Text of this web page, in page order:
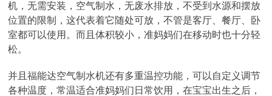
机，无需安装，空气制水，无废水排放，不受到水源和摆放
位置的限制，这代表着它随处可放，不管是客厅、餐厅、卧
室都可以使用。而且体积较小，准妈妈们在移动时也十分轻
松。
并且福能达空气制水机还有多重温控功能，可以自定义调节
各种温度，常温适合准妈妈们日常饮用，在宝宝出生之后，